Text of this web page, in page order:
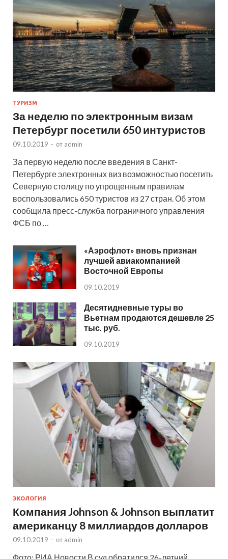
ТУРИЗМ
За неделю по электронным визам
Петербург посетили 650 интуристов
09.10.2019 - от admin
За первую неделю после введения в Санкт-
Петербурге электронных виз возможностью посетить
Северную столицу по упрощенным правилам
воспользовались 650 туристов из 27 стран. Об этом
сообщила пресс-служба пограничного управления
ФСБ по …
«Аэрофлот» вновь признан
лучшей авиакомпанией
Восточной Европы
09.10.2019
Десятидневные туры во
Вьетнам продаются дешевле 25
тыс. руб.
09.10.2019
ЭКОЛОГИЯ
Компания Johnson & Johnson выплатит
американцу 8 миллиардов долларов
09.10.2019 - от admin